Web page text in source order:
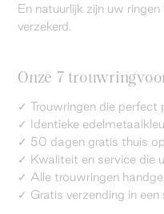
En natuurlijk zijn uw
verzekerd.
Onze 7
✓ Trouwringen die perfect
✓ Identieke
✓ 50 dagen gratis thuis
✓ Kwaliteit en service die
✓ Alle trouwringen
✓ Gratis verzending in